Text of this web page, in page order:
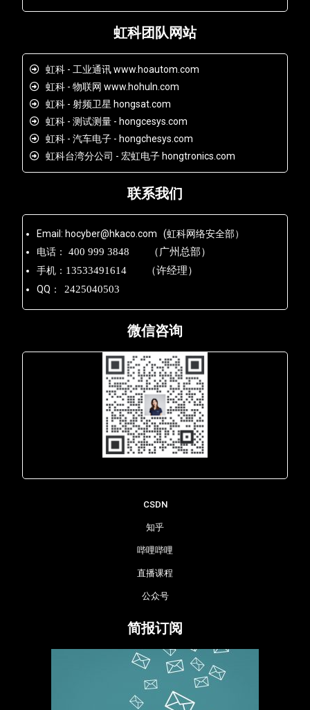
虹科团队网站
虹科 - 工业通讯 www.hoautom.com
虹科 - 物联网 www.hohuln.com
虹科 - 射频卫星 hongsat.com
虹科 - 测试测量 - hongcesys.com
虹科 - 汽车电子 - hongchesys.com
虹科台湾分公司 - 宏虹电子 hongtronics.com
联系我们
Email: hocyber@hkaco.com (虹科网络安全部）
电话：
400 999 3848 （广州总部）
手机： 13533491614 （许经理）
QQ： 2425040503
微信咨询
CSDN
知乎
哔哩哔哩
直播课程
公众号
简报订阅